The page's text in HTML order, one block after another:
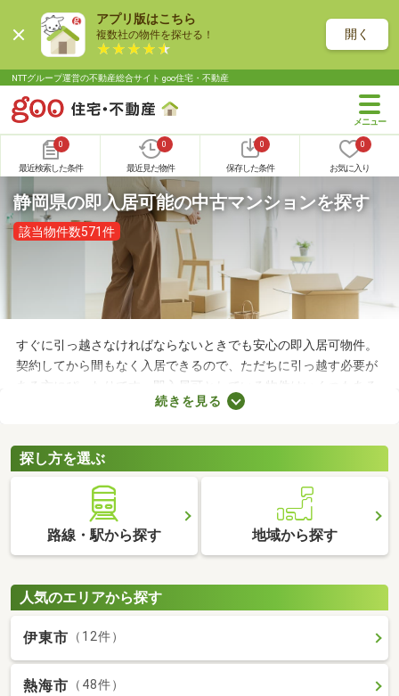
アプリ版はこちら
複数社の物件を探せる！ 開く
NTTグループ運営の不動産総合サイト goo住宅・不動産
0
最近検索した条件
0
最近見た物件
0
保存した条件
0
お気に入り
静岡県の即入居可能の中古マンションを探す
該当物件数571件
すぐに引っ越さなければならないときでも安心の即入居可物件。
契約してから間もなく入居できるので、ただちに引っ越す必要が
ある方にぴったりです。即入居可としている物件はいくつもある
ので、間取りや購入費用、設備をチェックしたうえで決めましょ
可の中古マンションを紹介します。
続きを見る
探し方を選ぶ
路線・駅から探す 地域から探す
人気のエリアから探す
伊東市 （12件）
熱海市 （48件）